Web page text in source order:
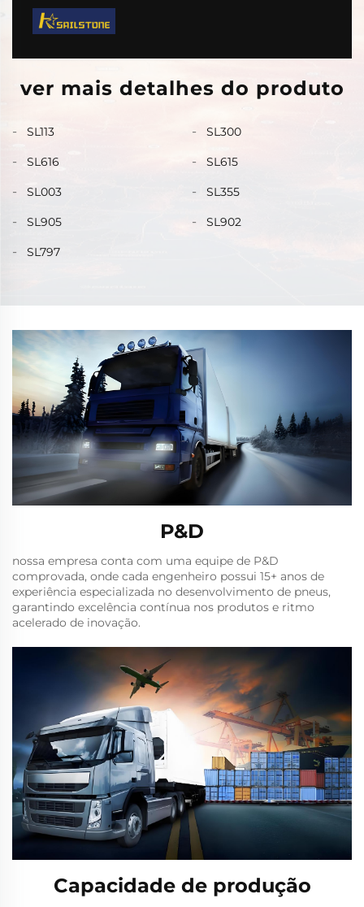
ver mais detalhes do produto
SL113 SL300
SL616 SL615
SL003 SL355
SL905 SL902
SL797
P&D
nossa empresa conta com uma equipe de P&D
comprovada, onde cada engenheiro possui ‌15+ anos de
experiência especializada no desenvolvimento de pneus‌,
garantindo ‌excelência contínua nos produtos e ritmo
acelerado de inovação.
Capacidade de produção